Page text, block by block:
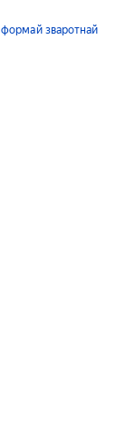
формай зваротнай